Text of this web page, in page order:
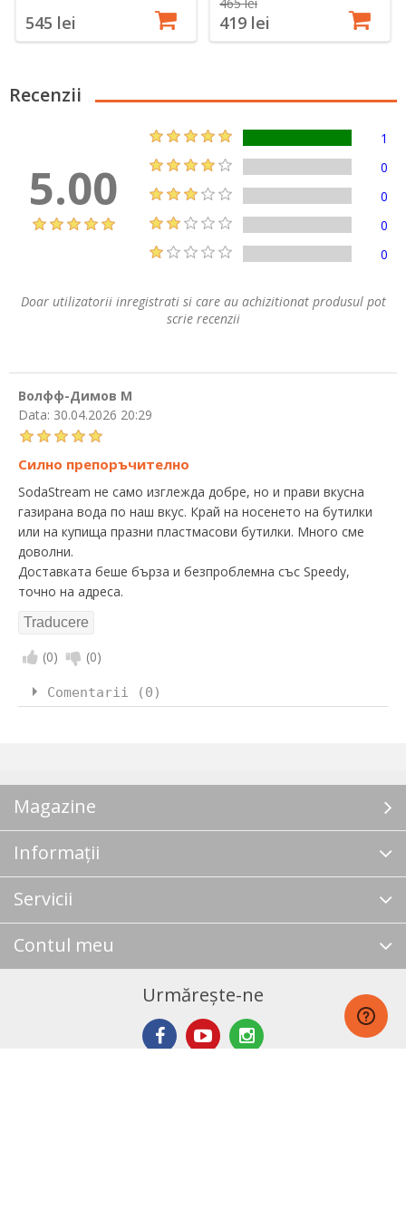
545 lei
465 lei
419 lei
Recenzii
5.00
1
0
0
0
0
Doar utilizatorii inregistrati si care au achizitionat produsul pot
scrie recenzii
Волфф-Димов М
Data: 30.04.2026 20:29
Силно препоръчително
SodaStream не само изглежда добре, но и прави вкусна
газирана вода по наш вкус. Край на носенето на бутилки
или на купища празни пластмасови бутилки. Много сме
доволни.
Доставката беше бърза и безпроблемна със Speedy,
точно на адреса.
(0) (0)
Comentarii (0)
Magazine
Informații
Servicii
Contul meu
Urmărește-ne